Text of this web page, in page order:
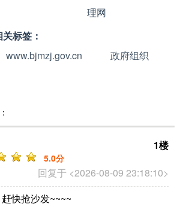
理网
标签：
www.bjmzj.gov.cn
政府组织
回复于 <2026-08-09 23:18:10>
1楼
5.0分
快抢沙发~~~~